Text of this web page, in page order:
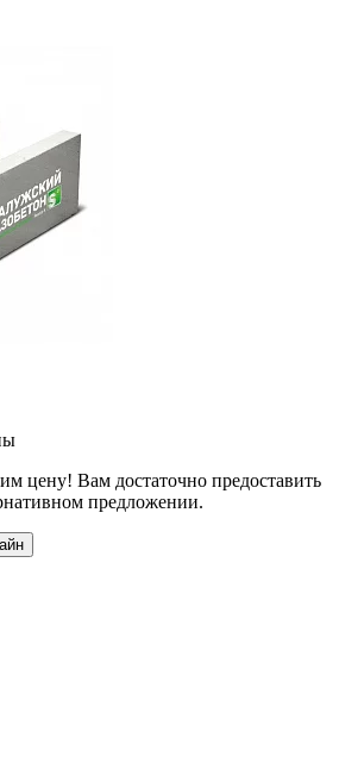
цену! Вам достаточно предоставить
предложении.